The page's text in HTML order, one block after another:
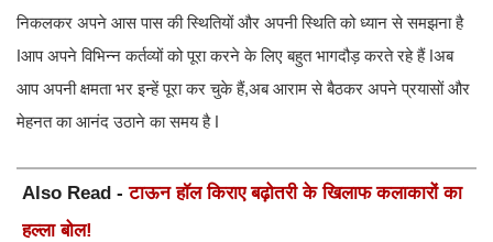
निकलकर अपने आस पास की स्थितियों और अपनी स्थिति को ध्यान से समझना है
ǀआप अपने विभिन्न कर्तव्यों को पूरा करने के लिए बहुत भागदौड़ करते रहे हैं ǀअब
आप अपनी क्षमता भर इन्हें पूरा कर चुके हैं,अब आराम से बैठकर अपने प्रयासों और
मेहनत का आनंद उठाने का समय है ǀ
Also Read -टाऊन हॉल किराए बढ़ोतरी के खिलाफ कलाकारों का
हल्ला बोल!